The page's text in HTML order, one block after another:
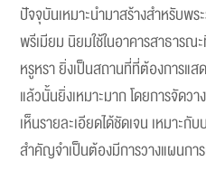
ปัจจุบันเหมาะนำมาสร้างสำหรับพ
พรีเมียม นิยมใช้ในอาคารสาธารณ
หรูหรา ยิ่งเป็นสถานที่ที่ต้องการแ
แล้วนั้นยิ่งเหมาะมาก โดยการจัดว
เห็นรายละเอียดได้ชัดเจน เหมาะ
สำคัญจำเป็นต้องมีการวางแผนกา